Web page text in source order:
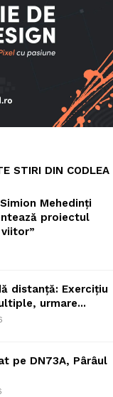
STIRI DIN CODLEA
Mehedinți
proiectul
distanță: Exercițiu
urmare...
pe DN73A, Pârâul